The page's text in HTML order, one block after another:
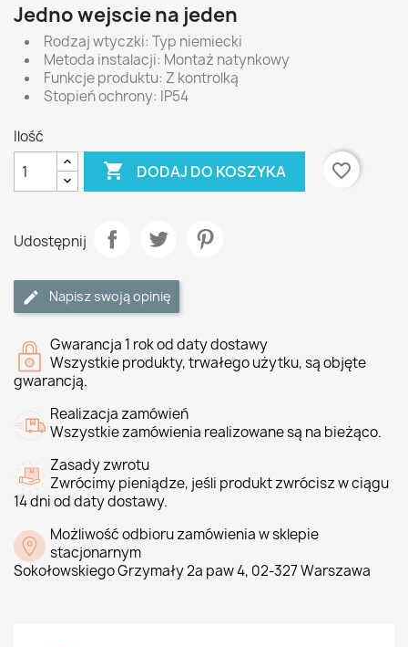
Jedno wejscie na jeden
Rodzaj wtyczki: Typ niemiecki
Metoda instalacji: Montaż natynkowy
Funkcje produktu: Z kontrolką
Stopień ochrony: IP54
Ilość
 DODAJ DO KOSZYKA favorite_border
Udostępnij
Napisz swoją opinię
Gwarancja 1 rok od daty dostawy
Wszystkie produkty, trwałego użytku, są objęte
gwarancją.
Realizacja zamówień
Wszystkie zamówienia realizowane są na bieżąco.
Zasady zwrotu
Zwrócimy pieniądze, jeśli produkt zwrócisz w ciągu
14 dni od daty dostawy.
Możliwość odbioru zamówienia w sklepie
stacjonarnym
Sokołowskiego Grzymały 2a paw 4, 02-327 Warszawa